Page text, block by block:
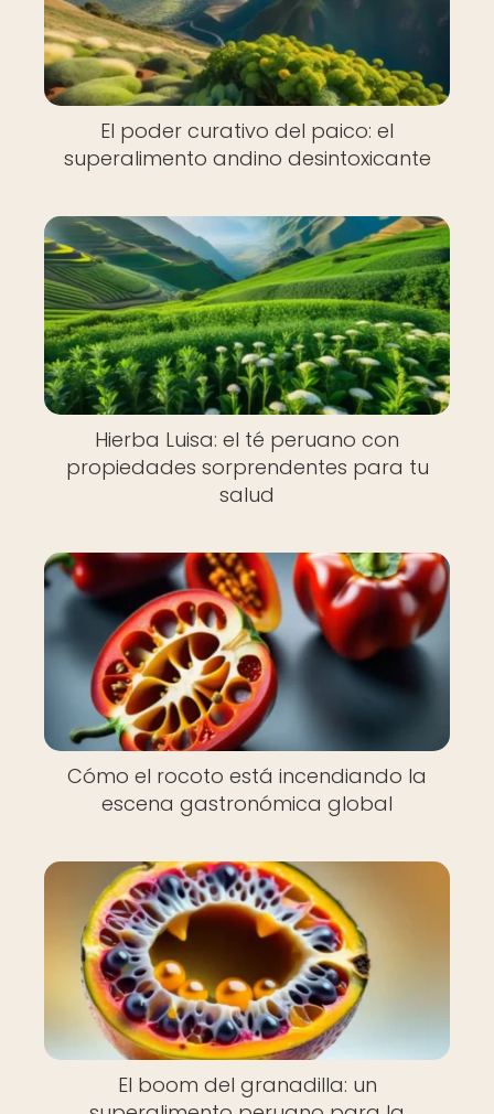
El poder curativo del paico: el
superalimento andino desintoxicante
Hierba Luisa: el té peruano con
propiedades sorprendentes para tu
salud
Cómo el rocoto está incendiando la
escena gastronómica global
El boom del granadilla: un